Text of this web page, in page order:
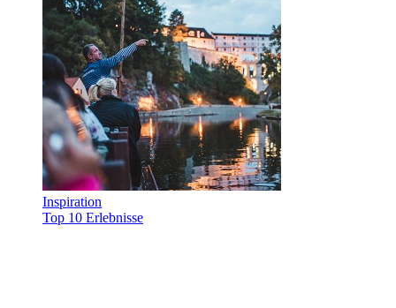
Inspiration
Top 10 Erlebnisse